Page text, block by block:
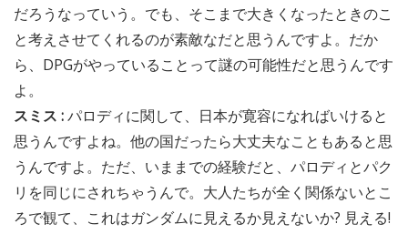
だろうなっていう。でも、そこまで大きくなったときのこ
と考えさせてくれるのが素敵なだと思うんですよ。だか
ら、DPGがやっていることって謎の可能性だと思うんです
よ。
スミス :パロディに関して、日本が寛容になればいけると
思うんですよね。他の国だったら大丈夫なこともあると思
うんですよ。ただ、いままでの経験だと、パロディとパク
リを同じにされちゃうんで。大人たちが全く関係ないとこ
ろで観て、これはガンダムに見えるか見えないか? 見える!